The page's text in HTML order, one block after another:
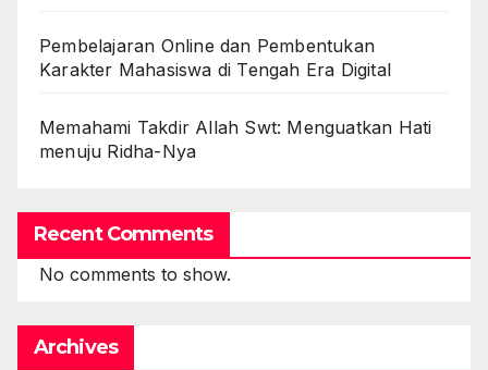
Pembelajaran Online dan Pembentukan
Karakter Mahasiswa di Tengah Era Digital
Memahami Takdir Allah Swt: Menguatkan Hati
menuju Ridha-Nya
Recent Comments
No comments to show.
Archives